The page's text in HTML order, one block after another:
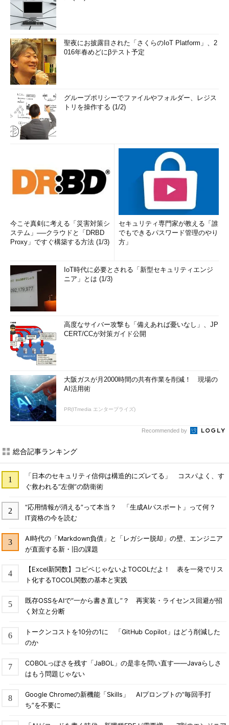
聖夜にお披露目された「さくらのIoT Platform」、2
016年春めどにβテスト予定
グループポリシーでファイルやフォルダー、レジス
トリを操作する (1/2)
今こそ真剣に考える「災害対策シ
ステム」──クラウドと「DRBD
Proxy」ですぐ構築する方法 (1/3)
セキュリティ専門家が教える「誰
でもできるパスワード管理のやり
方」
IoT時代に必要とされる「新型セキュリティエンジ
ニア」とは (1/3)
高度なサイバー攻撃も「備えあれば憂いなし」、JP
CERT/CCが対策ガイド公開
大阪ガスが月2000時間の共有作業を削減！ 現場の
AI活用術
PR(ITmedia エンタープライズ)
Recommended by
総合記事ランキング
「日本のセキュリティ信仰は構造的にズレてる」 コスパよく、す
ぐ救われる“左側”の防衛術
“応用情報が消える”って本当？ 「生成AIパスポート」って何？
IT資格の今を読む
AI時代の「Markdown負債」と「レガシー脱却」の壁、エンジニア
が直面する新・旧の課題
【Excel新関数】コピペじゃないよTOCOLだよ！ 表を一発でリス
ト化するTOCOL関数の基本と実践
既存OSSをAIで“一から書き直し”？ 再実装・ライセンス回避が招
く対立と分断
トークンコストを10分の1に 「GitHub Copilot」はどう削減した
のか
COBOLっぽさを残す「JaBOL」の是非を問い直す――Javaらしさ
はもう問題じゃない
Google Chromeの新機能「Skills」 AIプロンプトの“毎回手打
ち”を不要に